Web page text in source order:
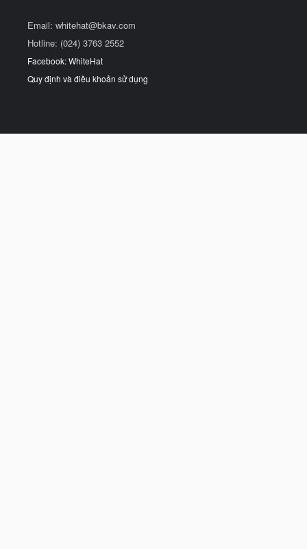
Email: whitehat@bkav.com
Hotline: (024) 3763 2552
Facebook: WhiteHat
Quy định và điều khoản sử dụng